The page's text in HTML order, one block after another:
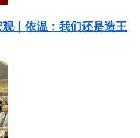
｜依温：我们还是造王